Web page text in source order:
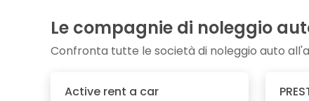
Le compagnie di noleggio
Confronta tutte le società di noleggio auto
Active rent a car